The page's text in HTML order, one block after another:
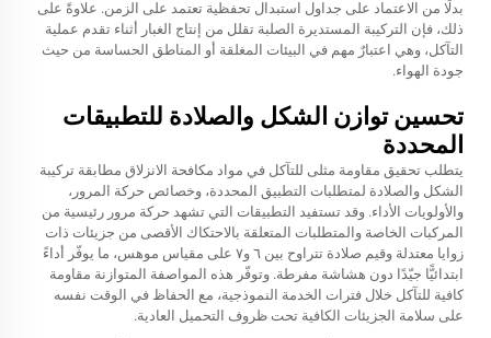
بدلًا من الاعتماد على جداول استبدال تحفظية تعتمد على الزمن. علاوةً على
ذلك، فإن التركيبة المستديرة الصلبة تقلل من إنتاج الغبار أثناء تقدم عملية
التآكل، وهي اعتبارٌ مهم في البيئات المغلقة أو المناطق الحساسة من حيث
جودة الهواء.
تحسين توازن الشكل والصلادة للتطبيقات
المحددة
يتطلب تحقيق مقاومة مثلى للتآكل في مواد مكافحة الانزلاق مطابقة تركيبة
الشكل والصلادة لمتطلبات التطبيق المحددة، وخصائص حركة المرور،
والأولويات الأداء. وقد تستفيد التطبيقات التي تشهد حركة مرور رئيسية من
المركبات الخاصة والمتطلبات المتعلقة بالاحتكاك الأقصى من جزيئات ذات
زوايا معتدلة وقيم صلادة تتراوح بين ٦ و٧ على مقياس موهس، ما يوفّر أداءً
ابتدائيًّا جيّدًا دون هشاشة مفرطة. وتوفّر هذه المواصفة المتوازنة مقاومة
كافية للتآكل خلال فترات الخدمة النموذجية، مع الحفاظ في الوقت نفسه
على سلامة الجزيئات الكافية تحت ظروف التحميل العادية.